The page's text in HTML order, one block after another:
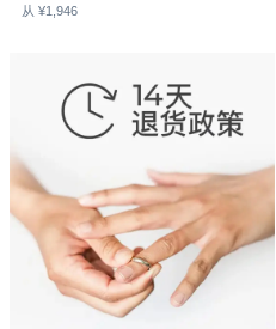
从 ¥1,946